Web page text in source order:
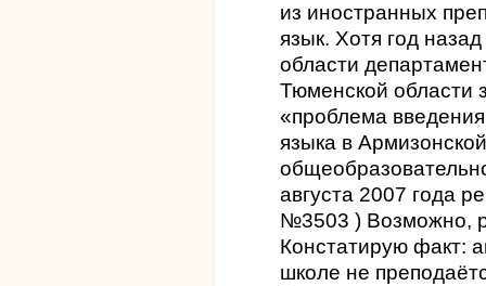
из иностранных
язык. Хотя год
области
Тюменской области
«проблема
языка в
августа 2007 года
№3503 ) Возможно,
Констатирую факт:
школе не